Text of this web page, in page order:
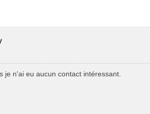
je n'ai eu aucun contact intéressant.